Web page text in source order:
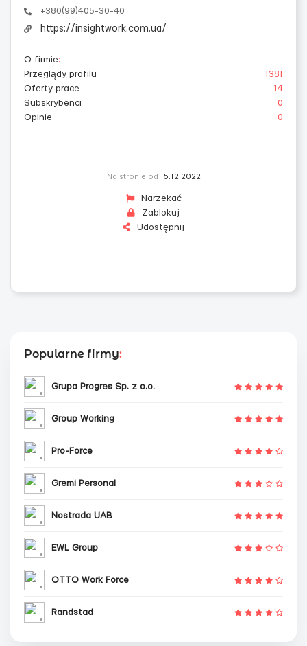
+380(99)405-30-40
https://insightwork.com.ua/
O firmie:
Przeglądy profilu
1381
Oferty prace
14
Subskrybenci
0
Opinie
0
Na stronie od 15.12.2022
Narzekać
Zablokuj
Udostępnij
Popularne firmy:
Grupa Progres Sp. z o.o.
Group Working
Pro-Force
Gremi Personal
Nostrada UAB
EWL Group
OTTO Work Force
Randstad